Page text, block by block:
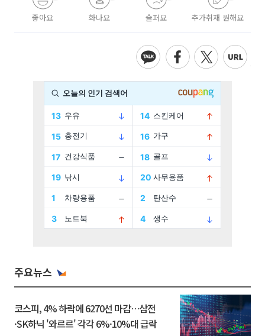
좋아요 화나요 슬퍼요 추가취재 원해요
주요뉴스
코스피, 4% 하락에 6270선 마감…삼전
·SK하닉 '와르르' 각각 6%·10%대 급락